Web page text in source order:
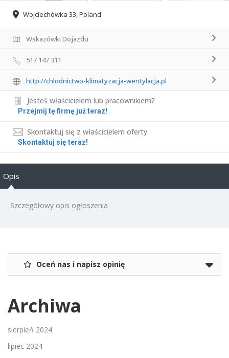
Wojciechówka 33, Poland
Wskazówki Dojazdu
517 147 311
http://chlodnictwo-klimatyzacja-wentylacja.pl
Jesteś właścicielem lub pracownikiem?
Przejmij tę firmę już teraz!
Skontaktuj się z właścicielem oferty
Skontaktuj się teraz!
Opis
Szczegółowy opis ogłoszenia
Oceń nas i napisz opinię
Archiwa
sierpień 2024
lipiec 2024